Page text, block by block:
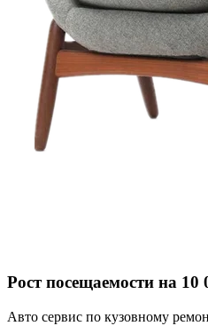
Рост посещаемости на 10
Авто сервис по кузовному